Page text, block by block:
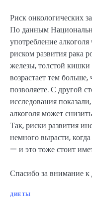
Риск онкологических
По данным
употребление
риском развития рака
железы, толстой
возрастает тем
позволяете. С другой
исследования
алкоголя может
Так, риски развития
немного вырасти,
— и это тоже стоит
Спасибо за внимание
ДИЕТЫ